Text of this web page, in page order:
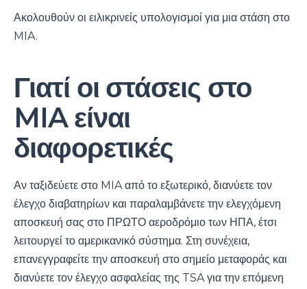
Ακολουθούν οι ειλικρινείς υπολογισμοί για μια στάση στο
MIA.
Γιατί οι στάσεις στο
MIA είναι
διαφορετικές
Αν ταξιδεύετε στο MIA από το εξωτερικό, διανύετε τον
έλεγχο διαβατηρίων και παραλαμβάνετε την ελεγχόμενη
αποσκευή σας στο ΠΡΩΤΟ αεροδρόμιο των ΗΠΑ, έτσι
λειτουργεί το αμερικανικό σύστημα. Στη συνέχεια,
επανεγγραφείτε την αποσκευή στο σημείο μεταφοράς και
διανύετε τον έλεγχο ασφαλείας της TSA για την επόμενη